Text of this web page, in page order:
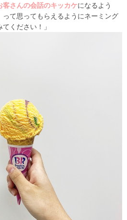
客さんの会話のキッカケになるよう
て思ってもらえるようにネーミング
ください！」